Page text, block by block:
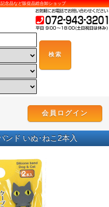
念品など販促品総合卸ショップ
会員ログイン
ンド いぬ･ねこ2本入